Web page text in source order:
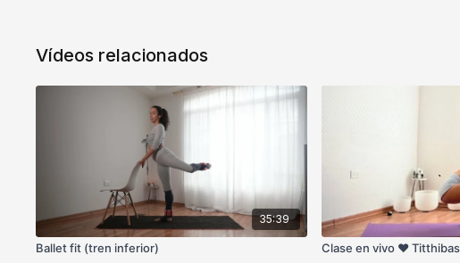
Vídeos relacionados
35:39
Ballet fit (tren inferior) Clase en vivo ❤️